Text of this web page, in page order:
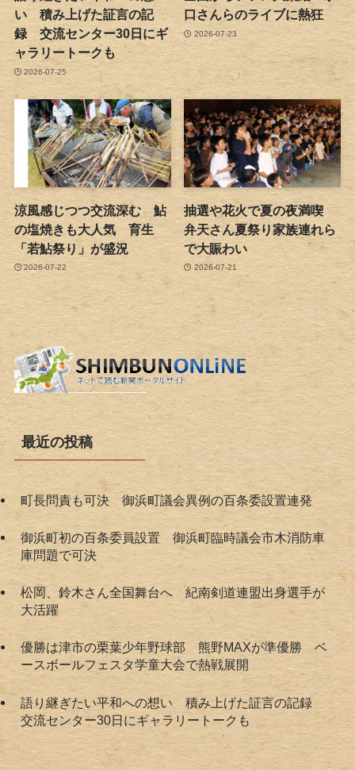
い 積み上げた証言の記
録 交流センター30日にギ
ャラリートークも
2026-07-25
口さんらのライブに熱狂
2026-07-23
涼風感じつつ交流深む 鮎
の塩焼きも大人気 育生
「若鮎祭り」が盛況
2026-07-22
抽選や花火で夏の夜満喫
弁天さん夏祭り家族連れら
で大賑わい
2026-07-21
最近の投稿
町長問責も可決 御浜町議会異例の百条委設置連発
御浜町初の百条委員設置 御浜町臨時議会市木消防車
庫問題で可決
松岡、鈴木さん全国舞台へ 紀南剣道連盟出身選手が
大活躍
優勝は津市の栗葉少年野球部 熊野MAXが準優勝 ベ
ースボールフェスタ学童大会で熱戦展開
語り継ぎたい平和への想い 積み上げた証言の記録
交流センター30日にギャラリートークも